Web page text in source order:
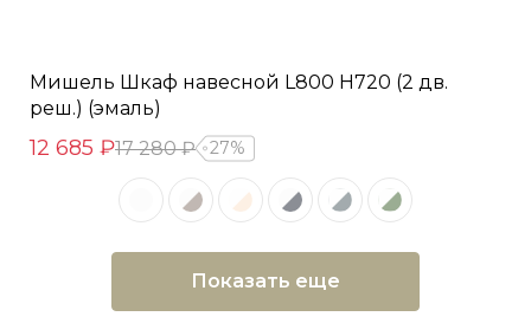
Мишель Шкаф навесной L800 Н720 (2 дв.
реш.) (эмаль)
12 685 ₽17 280 ₽ 27%
Показать еще